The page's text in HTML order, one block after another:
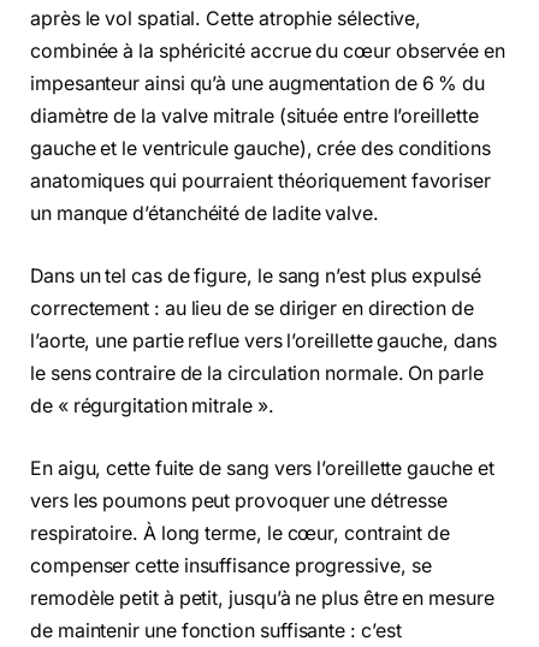
après le vol spatial. Cette atrophie sélective,
combinée à la sphéricité accrue du cœur observée en
impesanteur ainsi qu’à une augmentation de 6 % du
diamètre de la valve mitrale (située entre l’oreillette
gauche et le ventricule gauche), crée des conditions
anatomiques qui pourraient théoriquement favoriser
un manque d’étanchéité de ladite valve.
Dans un tel cas de figure, le sang n’est plus expulsé
correctement : au lieu de se diriger en direction de
l’aorte, une partie reflue vers l’oreillette gauche, dans
le sens contraire de la circulation normale. On parle
de « régurgitation mitrale ».
En aigu, cette fuite de sang vers l’oreillette gauche et
vers les poumons peut provoquer une détresse
respiratoire. À long terme, le cœur, contraint de
compenser cette insuffisance progressive, se
remodèle petit à petit, jusqu’à ne plus être en mesure
de maintenir une fonction suffisante : c’est